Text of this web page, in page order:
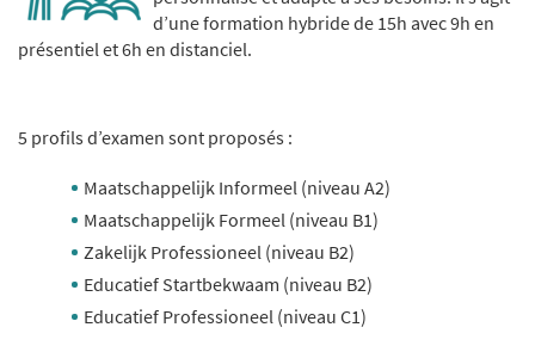
d’une formation hybride de 15h avec 9h en
présentiel et 6h en distanciel.
5 profils d’examen sont proposés :
Maatschappelijk Informeel (niveau A2)
Maatschappelijk Formeel (niveau B1)
Zakelijk Professioneel (niveau B2)
Educatief Startbekwaam (niveau B2)
Educatief Professioneel (niveau C1)